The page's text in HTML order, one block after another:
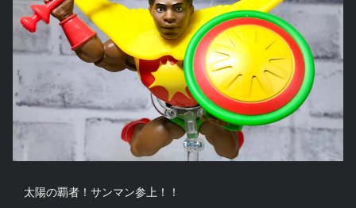
太陽の覇者！サンマン参上！！